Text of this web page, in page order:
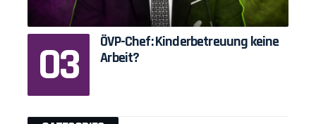
ÖVP-Chef: Kinderbetreuung keine
Arbeit?